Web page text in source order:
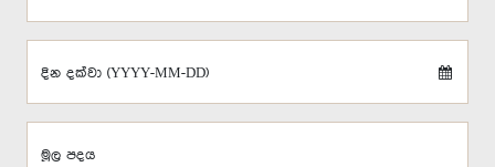
දින දක්වා (YYYY-MM-DD)
මූල පදය